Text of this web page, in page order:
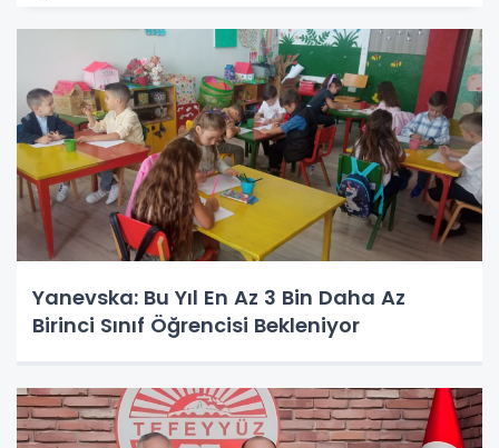
Yanevska: Bu Yıl En Az 3 Bin Daha Az
Birinci Sınıf Öğrencisi Bekleniyor